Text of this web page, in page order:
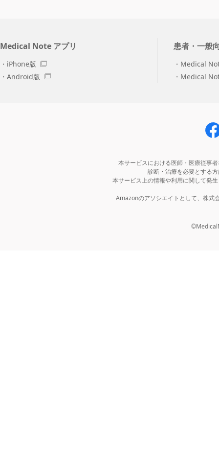
Medical Note アプリ
iPhone版
Android版
患者・一般
Medical
Medical
本サービスにおける医師・医療従事
診断・治療を必要とする
本サービス上の情報や利用に関して発
Amazonのアソシエイトとして、株式